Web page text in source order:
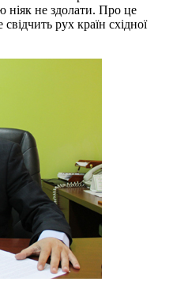
ніяк не здолати. Про це
рух країн східної